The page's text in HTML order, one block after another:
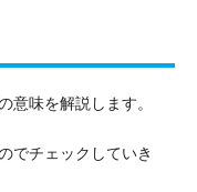
意味を解説します。
でチェックしていき